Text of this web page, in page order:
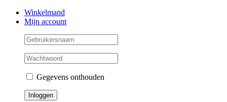
Skip
Facebook
Instagram
TwitterWinkelmand
Mijn account
Gegevens onthouden